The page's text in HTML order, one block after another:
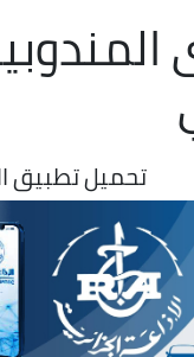
تحميل تطبيق